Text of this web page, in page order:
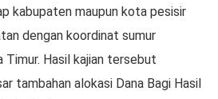
kabupaten maupun kota pesisir
dengan koordinat sumur
Timur. Hasil kajian tersebut
tambahan alokasi Dana Bagi Hasil